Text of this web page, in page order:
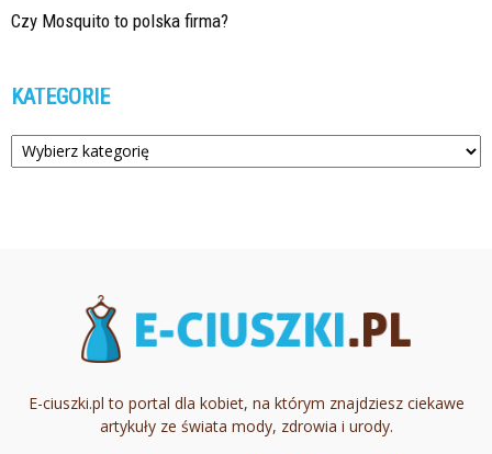
Czy Mosquito to polska firma?
KATEGORIE
Kategorie
E-ciuszki.pl to portal dla kobiet, na którym znajdziesz ciekawe
artykuły ze świata mody, zdrowia i urody.